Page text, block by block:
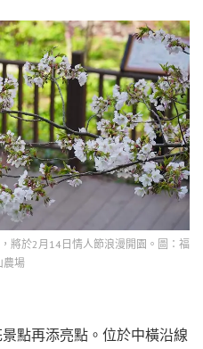
將於2月14日情人節浪漫開園。圖：福
農場
點再添亮點。位於中橫沿線